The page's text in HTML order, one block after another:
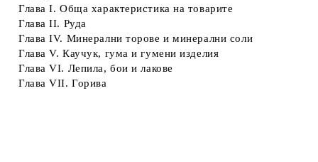
Глава І. Обща характеристика на товарите
Глава ІІ. Руда
Глава ІV. Минерални торове и минерални соли
Глава V. Каучук, гума и гумени изделия
Глава VІ. Лепила, бои и лакове
Глава VII. Горива